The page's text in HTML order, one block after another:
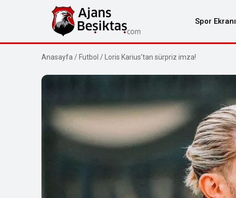
Spor Ekranı
Anasayfa / Futbol / Loris Karius’tan sürpriz imza!